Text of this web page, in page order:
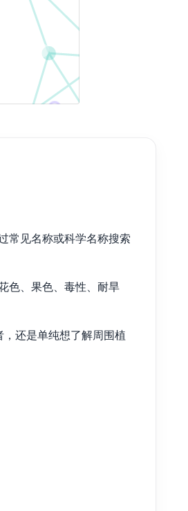
常见名称或科学名称搜索
色、果色、毒性、耐旱
还是单纯想了解周围植